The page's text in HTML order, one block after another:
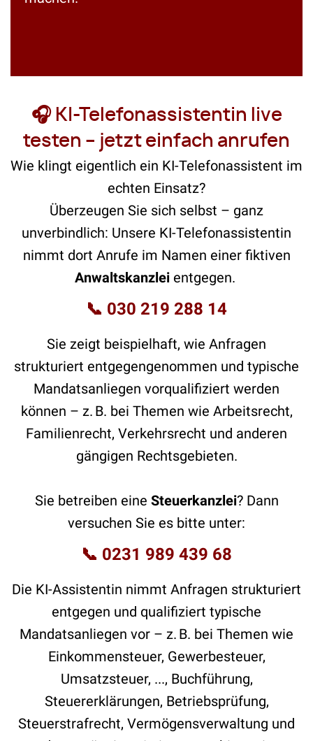
🎧 KI-Telefonassistentin live
testen – jetzt einfach anrufen
Wie klingt eigentlich ein KI-Telefonassistent im
echten Einsatz?
Überzeugen Sie sich selbst – ganz
unverbindlich: Unsere KI-Telefonassistentin
nimmt dort Anrufe im Namen einer fiktiven
Anwaltskanzlei entgegen.
📞 030 219 288 14
Sie zeigt beispielhaft, wie Anfragen
strukturiert entgegengenommen und typische
Mandatsanliegen vorqualifiziert werden
können – z. B. bei Themen wie Arbeitsrecht,
Familienrecht, Verkehrsrecht und anderen
gängigen Rechtsgebieten.
Sie betreiben eine Steuerkanzlei? Dann
versuchen Sie es bitte unter:
📞 0231 989 439 68
Die KI-Assistentin nimmt Anfragen strukturiert
entgegen und qualifiziert typische
Mandatsanliegen vor – z. B. bei Themen wie
Einkommensteuer, Gewerbesteuer,
Umsatzsteuer, ..., Buchführung,
Steuererklärungen, Betriebsprüfung,
Steuerstrafrecht, Vermögensverwaltung und